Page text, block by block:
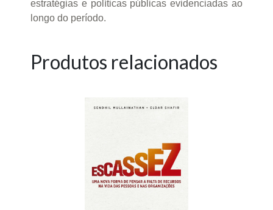
estratégias e políticas públicas evidenciadas ao
longo do período.
Produtos relacionados